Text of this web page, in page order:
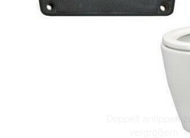
Doppelt antippen